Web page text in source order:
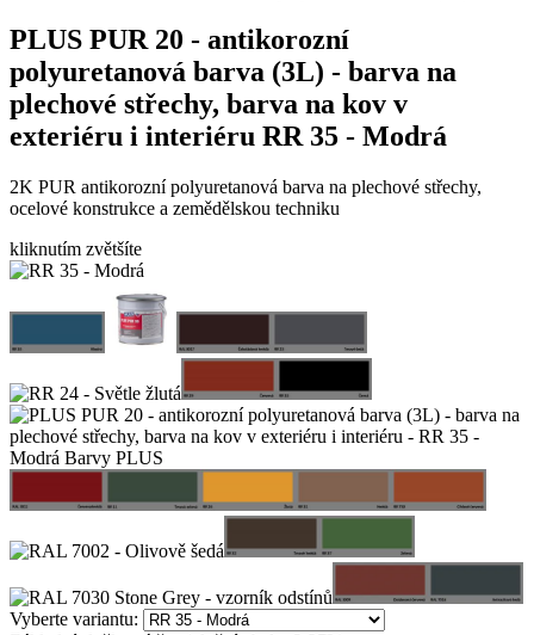
PLUS PUR 20 - antikorozní
polyuretanová barva (3L) - barva na
plechové střechy, barva na kov v
exteriéru i interiéru RR 35 - Modrá
2K PUR antikorozní polyuretanová barva na plechové střechy,
ocelové konstrukce a zemědělskou techniku
kliknutím zvětšíte
Vyberte variantu: